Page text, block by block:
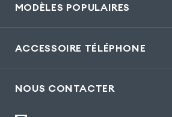
MODÈLES POPULAIRES
ACCESSOIRE TÉLÉPHONE
NOUS CONTACTER